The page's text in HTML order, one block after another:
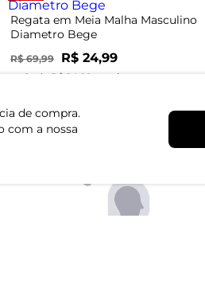
de compra.
com a nossa
Regata em Meia Malha Masculino
Diametro Bege
R$ 69,99 R$ 24,99
ou 1x de R$ 24,99 sem juros